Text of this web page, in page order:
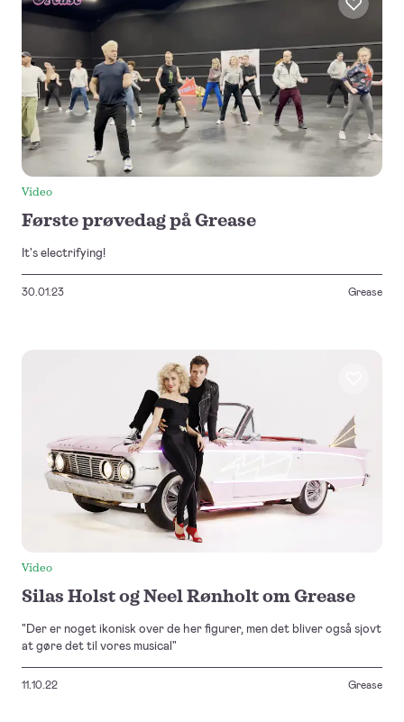
Video
Første prøvedag på Grease
It's electrifying!
30.01.23 Grease
Video
Silas Holst og Neel Rønholt om Grease
"Der er noget ikonisk over de her figurer, men det bliver også sjovt
at gøre det til vores musical"
11.10.22 Grease